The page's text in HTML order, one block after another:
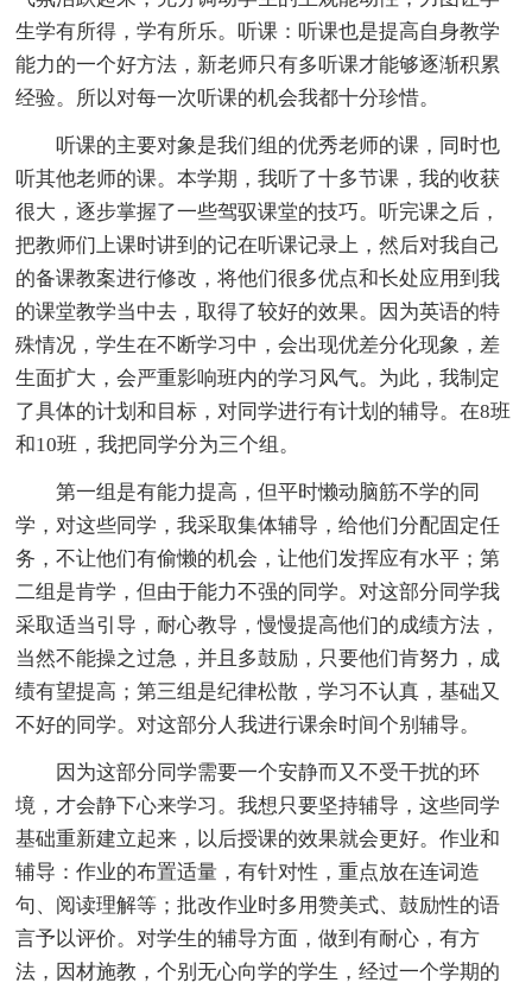
生学有所得，学有所乐。听课：听课也是提高自身教学
能力的一个好方法，新老师只有多听课才能够逐渐积累
经验。所以对每一次听课的机会我都十分珍惜。
听课的主要对象是我们组的优秀老师的课，同时也
听其他老师的课。本学期，我听了十多节课，我的收获
很大，逐步掌握了一些驾驭课堂的技巧。听完课之后，
把教师们上课时讲到的记在听课记录上，然后对我自己
的备课教案进行修改，将他们很多优点和长处应用到我
的课堂教学当中去，取得了较好的效果。因为英语的特
殊情况，学生在不断学习中，会出现优差分化现象，差
生面扩大，会严重影响班内的学习风气。为此，我制定
了具体的计划和目标，对同学进行有计划的辅导。在8班
和10班，我把同学分为三个组。
第一组是有能力提高，但平时懒动脑筋不学的同
学，对这些同学，我采取集体辅导，给他们分配固定任
务，不让他们有偷懒的机会，让他们发挥应有水平；第
二组是肯学，但由于能力不强的同学。对这部分同学我
采取适当引导，耐心教导，慢慢提高他们的成绩方法，
当然不能操之过急，并且多鼓励，只要他们肯努力，成
绩有望提高；第三组是纪律松散，学习不认真，基础又
不好的同学。对这部分人我进行课余时间个别辅导。
因为这部分同学需要一个安静而又不受干扰的环
境，才会静下心来学习。我想只要坚持辅导，这些同学
基础重新建立起来，以后授课的效果就会更好。作业和
辅导：作业的布置适量，有针对性，重点放在连词造
句、阅读理解等；批改作业时多用赞美式、鼓励性的语
言予以评价。对学生的辅导方面，做到有耐心，有方
法，因材施教，个别无心向学的学生，经过一个学期的